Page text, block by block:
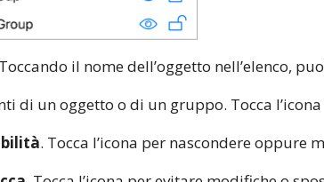
il nome dell’oggetto nell’elenco,
di un oggetto o di un gruppo. Tocca
. Tocca l’icona per nascondere oppure